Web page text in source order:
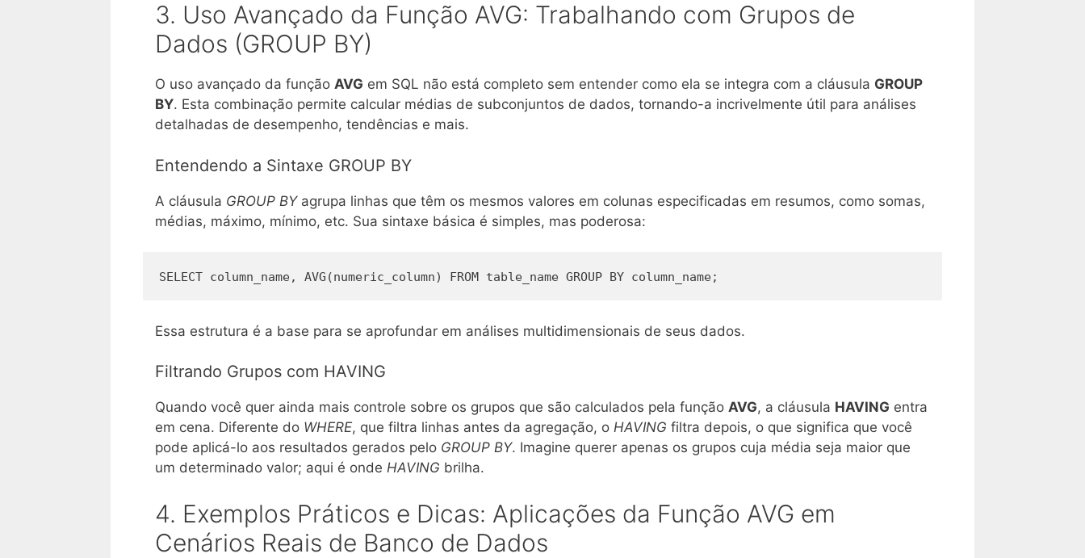
3. Uso Avançado da Função AVG: Trabalhando com Grupos de
Dados (GROUP BY)
O uso avançado da função AVG em SQL não está completo sem entender como ela se integra com a cláusula GROUP
BY. Esta combinação permite calcular médias de subconjuntos de dados, tornando-a incrivelmente útil para análises
detalhadas de desempenho, tendências e mais.
Entendendo a Sintaxe GROUP BY
A cláusula GROUP BYagrupa linhas que têm os mesmos valores em colunas especificadas em resumos, como somas,
médias, máximo, mínimo, etc. Sua sintaxe básica é simples, mas poderosa:
SELECT column_name, AVG(numeric_column) FROM table_name GROUP BY column_name;
Essa estrutura é a base para se aprofundar em análises multidimensionais de seus dados.
Filtrando Grupos com HAVING
Quando você quer ainda mais controle sobre os grupos que são calculados pela função AVG, a cláusula HAVING entra
em cena. Diferente do WHERE, que filtra linhas antes da agregação, o HAVING filtra depois, o que significa que você
pode aplicá-lo aos resultados gerados pelo GROUP BY. Imagine querer apenas os grupos cuja média seja maior que
um determinado valor; aqui é onde HAVING brilha.
4. Exemplos Práticos e Dicas: Aplicações da Função AVG em
Cenários Reais de Banco de Dados